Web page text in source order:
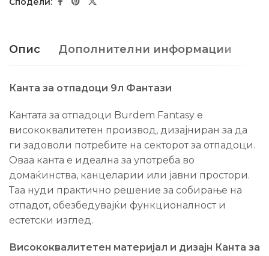
Опис Дополнителни информации
Канта за отпадоци 9л Фантази
Кантата за отпадоци Burdem Fantasy е
висококвалитетен производ, дизајниран за да
ги задоволи потребите на секторот за отпадоци.
Оваа канта е идеална за употреба во
домаќинства, канцеларии или јавни простори.
Таа нуди практично решение за собирање на
отпадот, обезбедувајќи функционалност и
естетски изглед.
Висококвалитетен материјал и дизајн Канта за